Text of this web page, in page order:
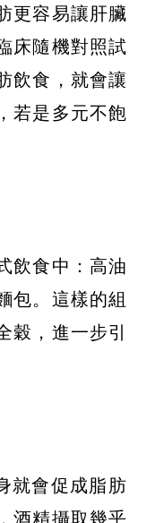
更容易讓肝臟
床隨機對照試
飲食，就會讓
若是多元不飽
飲食中：高油
包。這樣的組
穀，進一步引
就會促成脂肪
酒精攝取幾乎